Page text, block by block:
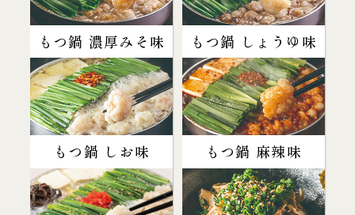
もつ鍋 濃厚みそ味 もつ鍋 しょうゆ味
もつ鍋 しお味 もつ鍋 麻辣味